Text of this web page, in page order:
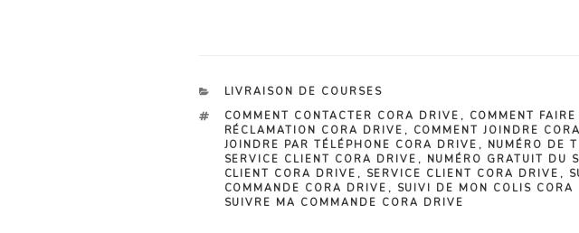
CATÉGORIES
LIVRAISON DE COURSES
ÉTIQUETTES
COMMENT CONTACTER CORA DRIVE , COMMENT FAIRE
RÉCLAMATION CORA DRIVE , COMMENT JOINDRE
JOINDRE PAR TÉLÉPHONE CORA DRIVE , NUMÉRO DE
SERVICE CLIENT CORA DRIVE , NUMÉRO GRATUIT DU
CLIENT CORA DRIVE , SERVICE CLIENT CORA DRIVE ,
COMMANDE CORA DRIVE , SUIVI DE MON COLIS CORA
SUIVRE MA COMMANDE CORA DRIVE